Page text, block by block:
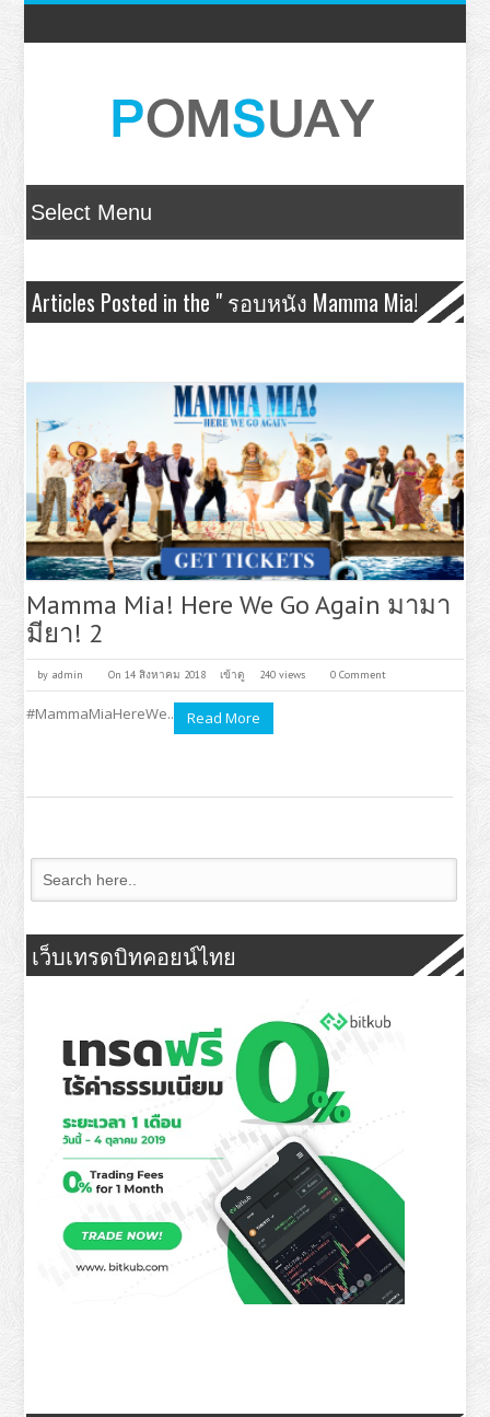
Articles Posted in the " รอบหนัง Mamma Mia!
Here We Go Again – มามา มียา! 2 " Category
Mamma Mia! Here We Go Again มามา
มียา! 2
by admin On 14 สิงหาคม 2018 เข้าดู 240 views 0 Comment
#MammaMiaHereWe.. Read More
เว็บเทรดบิทคอยน์ไทย